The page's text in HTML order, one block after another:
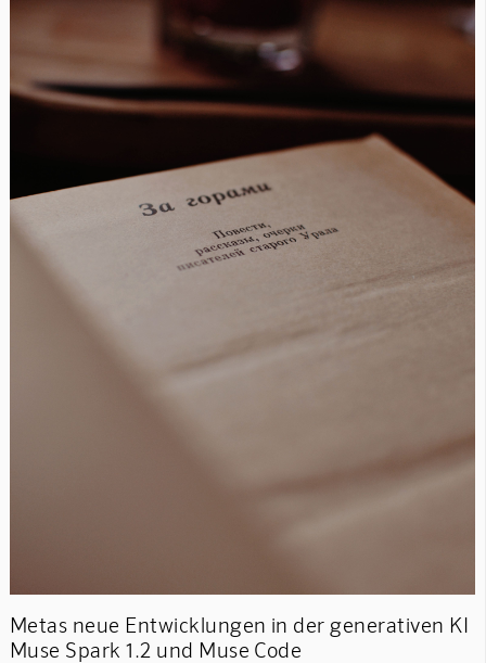
Metas neue Entwicklungen in der generativen KI
Muse Spark 1.2 und Muse Code